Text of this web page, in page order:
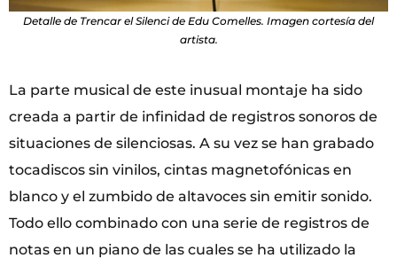
Detalle de Trencar el Silenci de Edu Comelles. Imagen cortesía del
artista.
La parte musical de este inusual montaje ha sido
creada a partir de infinidad de registros sonoros de
situaciones de silenciosas. A su vez se han grabado
tocadiscos sin vinilos, cintas magnetofónicas en
blanco y el zumbido de altavoces sin emitir sonido.
Todo ello combinado con una serie de registros de
notas en un piano de las cuales se ha utilizado la